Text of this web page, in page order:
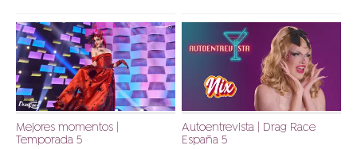
Mejores momentos |
Temporada 5
Autoentrevista | Drag Race
España 5